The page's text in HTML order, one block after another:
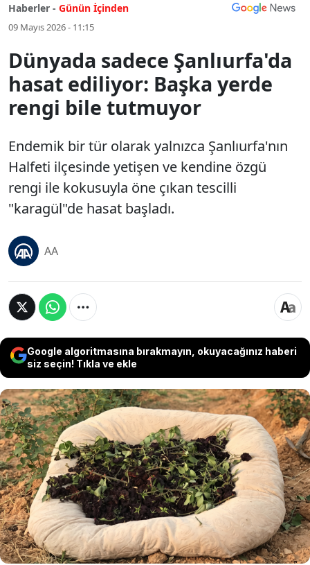
Haberler - Günün İçinden
09 Mayıs 2026 - 11:15
Dünyada sadece Şanlıurfa'da
hasat ediliyor: Başka yerde
rengi bile tutmuyor
Endemik bir tür olarak yalnızca Şanlıurfa'nın
Halfeti ilçesinde yetişen ve kendine özgü
rengi ile kokusuyla öne çıkan tescilli
"karagül"de hasat başladı.
AA
Google algoritmasına bırakmayın, okuyacağınız haberi
siz seçin! Tıkla ve ekle
Endemik bir tür olarak yalnızca
Şanlıurfa'nın Halfeti ilçesinde yetişen ve
kendine özgü rengi ile kokusuyla öne
çıkan tescilli "karagül"de hasat başladı.